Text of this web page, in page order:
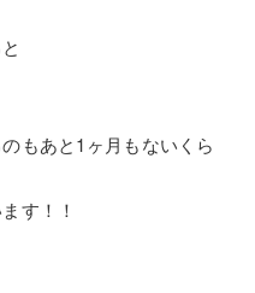
もあと1ヶ月もないくら
す！！